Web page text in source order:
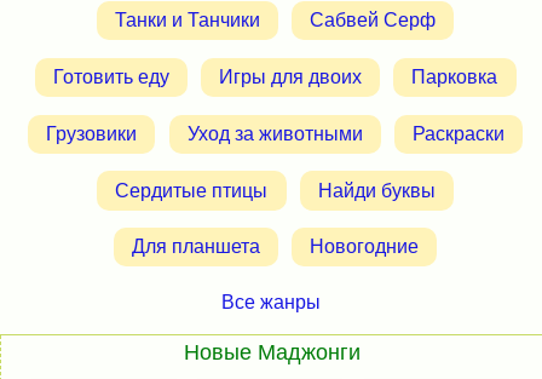
Танки и Танчики Сабвей Серф
Готовить еду Игры для двоих Парковка
Грузовики Уход за животными Раскраски
Сердитые птицы Найди буквы
Для планшета Новогодние
Все жанры
Новые Маджонги